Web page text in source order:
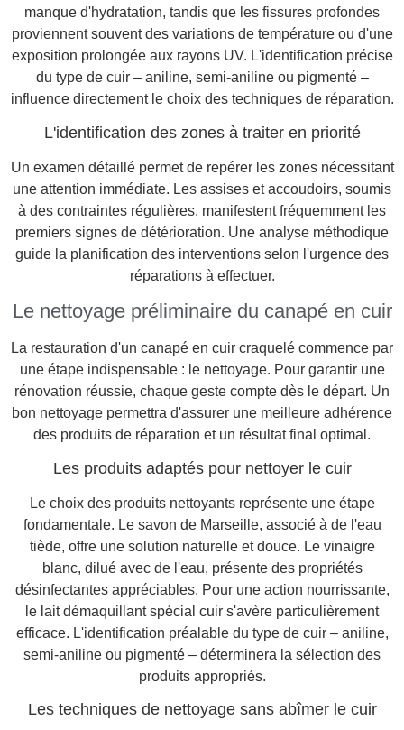
manque d'hydratation, tandis que les fissures profondes
proviennent souvent des variations de température ou d'une
exposition prolongée aux rayons UV. L'identification précise
du type de cuir – aniline, semi-aniline ou pigmenté –
influence directement le choix des techniques de réparation.
L'identification des zones à traiter en priorité
Un examen détaillé permet de repérer les zones nécessitant
une attention immédiate. Les assises et accoudoirs, soumis
à des contraintes régulières, manifestent fréquemment les
premiers signes de détérioration. Une analyse méthodique
guide la planification des interventions selon l'urgence des
réparations à effectuer.
Le nettoyage préliminaire du canapé en cuir
La restauration d'un canapé en cuir craquelé commence par
une étape indispensable : le nettoyage. Pour garantir une
rénovation réussie, chaque geste compte dès le départ. Un
bon nettoyage permettra d'assurer une meilleure adhérence
des produits de réparation et un résultat final optimal.
Les produits adaptés pour nettoyer le cuir
Le choix des produits nettoyants représente une étape
fondamentale. Le savon de Marseille, associé à de l'eau
tiède, offre une solution naturelle et douce. Le vinaigre
blanc, dilué avec de l'eau, présente des propriétés
désinfectantes appréciables. Pour une action nourrissante,
le lait démaquillant spécial cuir s'avère particulièrement
efficace. L'identification préalable du type de cuir – aniline,
semi-aniline ou pigmenté – déterminera la sélection des
produits appropriés.
Les techniques de nettoyage sans abîmer le cuir